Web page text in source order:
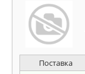
Поставка